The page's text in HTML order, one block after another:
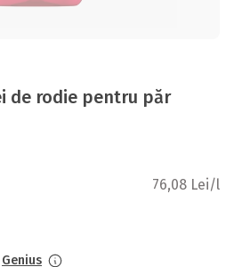
de rodie pentru păr
76,08 Lei/l
Genius